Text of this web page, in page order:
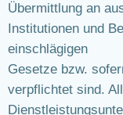
Übermittlung an
Institutionen und
einschlägigen
Gesetze bzw.
verpflichtet sind.